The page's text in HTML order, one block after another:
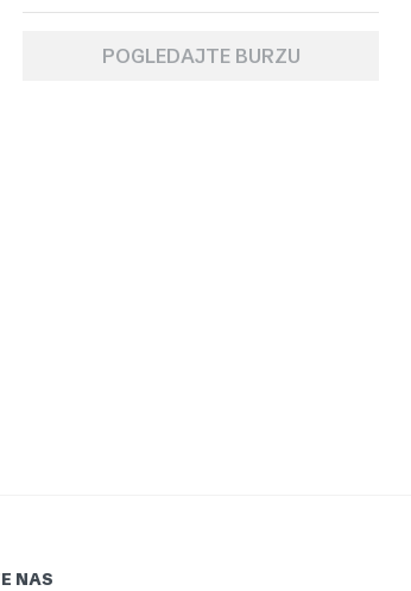
POGLEDAJTE BURZU
NAS